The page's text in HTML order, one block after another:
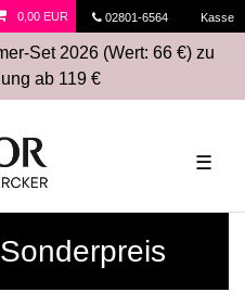
02801-6564 Kasse
0,00 EUR
Set 2026 (Wert: 66 €) zu
ab 119 €
☰